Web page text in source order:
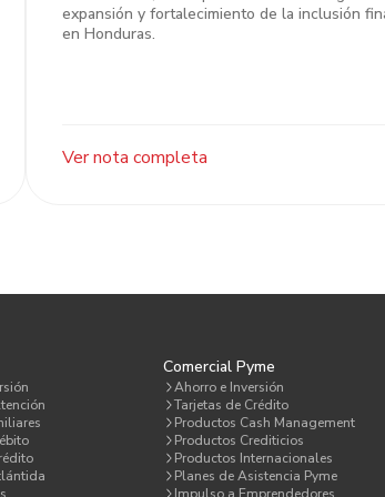
expansión y fortalecimiento de la inclusión
en Honduras.
Ver nota completa
Comercial Pyme
Ahorro e Inversión
Tarjetas de Crédito
Productos Cash Management
Productos Crediticios
Productos Internacionales
Planes de Asistencia Pyme